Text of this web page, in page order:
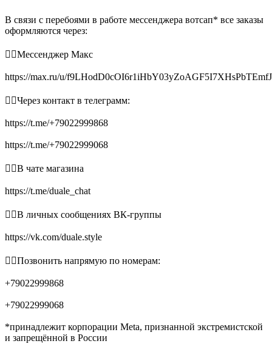
В связи с перебоями в работе мессенджера вотсап* все заказы
оформляются через:
👉🏻Мессенджер Макс
https://max.ru/u/
👉🏻Через контакт в телеграмм:
https://t.me/+79022999868
https://t.me/+79022999068
👉🏻В чате магазина
https://t.me/duale_chat
👉🏻В личных сообщениях ВК-группы
https://vk.com/duale.style
👉🏻Позвонить напрямую по номерам:
+79022999868
+79022999068
*принадлежит корпорации Meta, признанной экстремистской
и запрещённой в России